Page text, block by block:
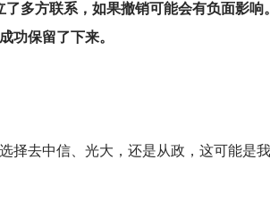
了多方联系，如果撤销可能会有负面影响
功保留了下来。
择去中信、光大，还是从政，这可能是